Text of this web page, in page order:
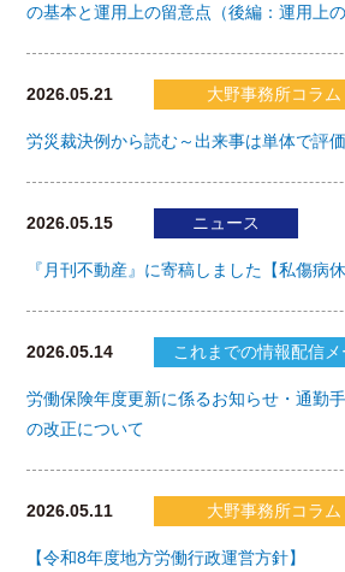
の基本と運用上の留意点（後編：運用上の
2026.05.21 大野事務所コラム
労災裁決例から読む～出来事は単体で評
2026.05.15 ニュース
『月刊不動産』に寄稿しました【私傷病
2026.05.14 これまでの情報配信
労働保険年度更新に係るお知らせ・通勤
の改正について
2026.05.11 大野事務所コラム
【令和8年度地方労働行政運営方針】